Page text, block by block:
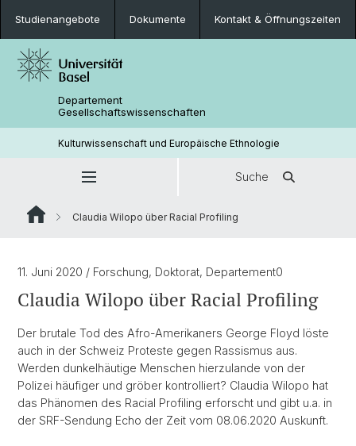
Studienangebote Dokumente Kontakt & Öffnungszeiten
Departement
Gesellschaftswissenschaften
Kulturwissenschaft und Europäische Ethnologie
Suche
Claudia Wilopo über Racial Profiling
11. Juni 2020 / Forschung, Doktorat, Departement0
Claudia Wilopo über Racial Profiling
Der brutale Tod des Afro-Amerikaners George Floyd löste
auch in der Schweiz Proteste gegen Rassismus aus.
Werden dunkelhäutige Menschen hierzulande von der
Polizei häufiger und gröber kontrolliert? Claudia Wilopo hat
das Phänomen des Racial Profiling erforscht und gibt u.a. in
der SRF-Sendung Echo der Zeit vom 08.06.2020 Auskunft.